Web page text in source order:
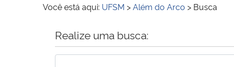
Você está aqui: UFSM >Além do Arco > Busca
Início do conteúdo
Realize uma busca: